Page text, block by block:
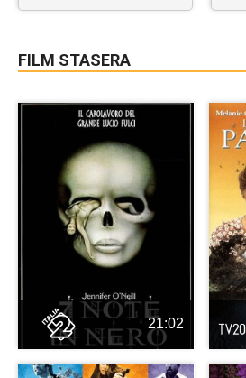
FILM STASERA
21:02